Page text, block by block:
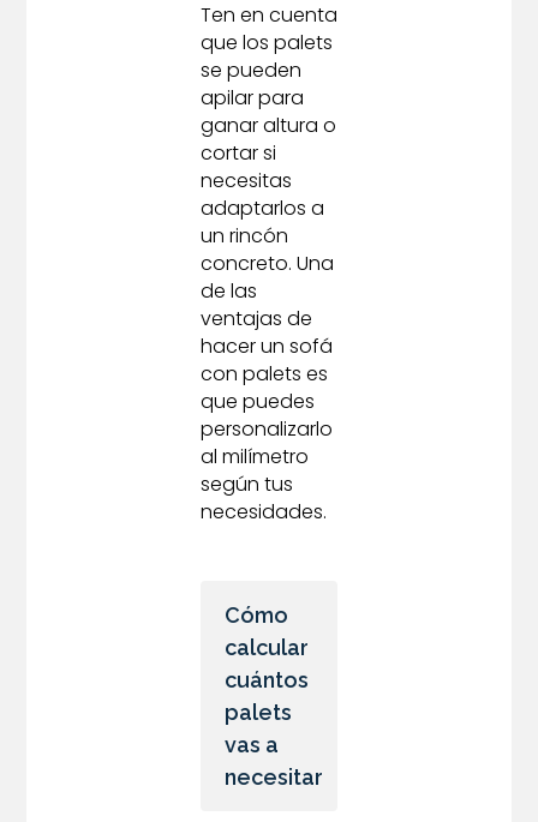
Ten en cuenta
que los palets
se pueden
apilar para
ganar altura o
cortar si
necesitas
adaptarlos a
un rincón
concreto. Una
de las
ventajas de
hacer un sofá
con palets es
que puedes
personalizarlo
al milímetro
según tus
necesidades.
Cómo
calcular
cuántos
palets
vas a
necesitar